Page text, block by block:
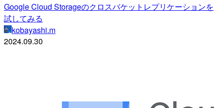
Google Cloud Storageのクロスバケットレプリケーションを
試してみる
kobayashi.m
2024.09.30